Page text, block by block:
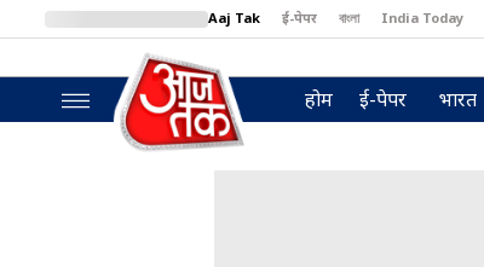
Aaj Tak ई-पेपर বাংলা India Today
BT Bazaar
होम ई-पेपर भारत